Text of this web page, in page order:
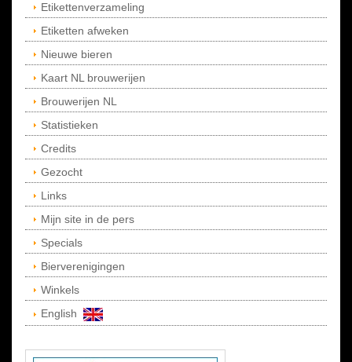
Etikettenverzameling
Etiketten afweken
Nieuwe bieren
Kaart NL brouwerijen
Brouwerijen NL
Statistieken
Credits
Gezocht
Links
Mijn site in de pers
Specials
Bierverenigingen
Winkels
English